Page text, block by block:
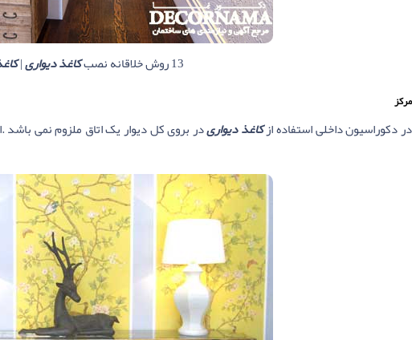
13 روش خلاقانه نصب کاغذ دیواری|
دکوراسیون داخلی استفاده ازکاغذ دیواریدر بروی کل دیوار یک اتاق ملزوم نمی باشد